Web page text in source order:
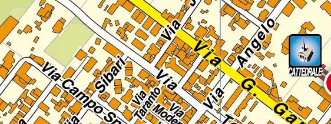
Regione
Sicilia
Regione
Toscana
Regione
Trentino-Alto Adige
Regione